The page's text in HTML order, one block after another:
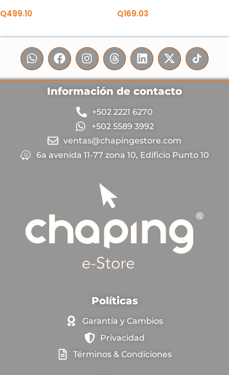
Q499.10 Q169.03
Información de contacto
+502 2221 6270
+502 5589 3992
ventas@chapingestore.com
6a avenida 11-77 zona 10, Edificio Punto 10
Políticas
Garantía y Cambios
Privacidad
Términos & Condiciones